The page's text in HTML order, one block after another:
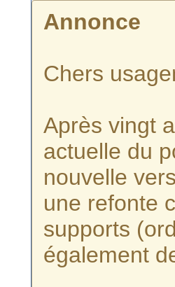
Annonce
Chers
Après vingt
actuelle du
nouvelle
une refonte
supports
également